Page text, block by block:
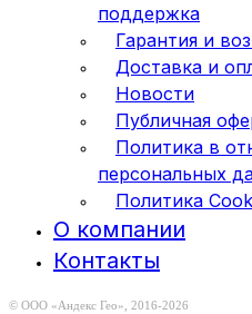
поддержка
Гарантия и
Доставка и
Новости
Публичная
Политика в
персональных
Политика
О компании
Контакты
© ООО «Андекс Гео», 2016-2026